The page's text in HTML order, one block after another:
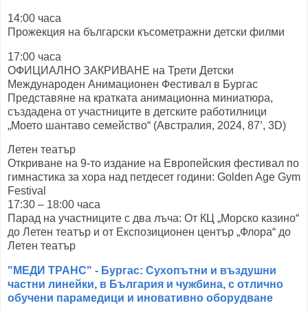
14:00 часа
Прожекция на български късометражни детски филми
17:00 часа
ОФИЦИАЛНО ЗАКРИВАНЕ на Трети Детски
Международен Анимационен Фестивал в Бургас
Представяне на кратката анимационна миниатюра,
създадена от участниците в детските работилници
„Моето шантаво семейство“ (Австралия, 2024, 87’, 3D)
Летен театър
Откриване на 9-то издание на Европейския фестивал по
гимнастика за хора над петдесет години: Golden Age Gym
Festival
17:30 – 18:00 часа
Парад на участниците с два лъча: От КЦ „Морско казино“
до Летен театър и от Експозиционен център „Флора“ до
Летен театър
"МЕДИ ТРАНС" - Бургас: Сухопътни и въздушни
частни линейки, в България и чужбина, с отлично
обучени парамедици и иновативно оборудване